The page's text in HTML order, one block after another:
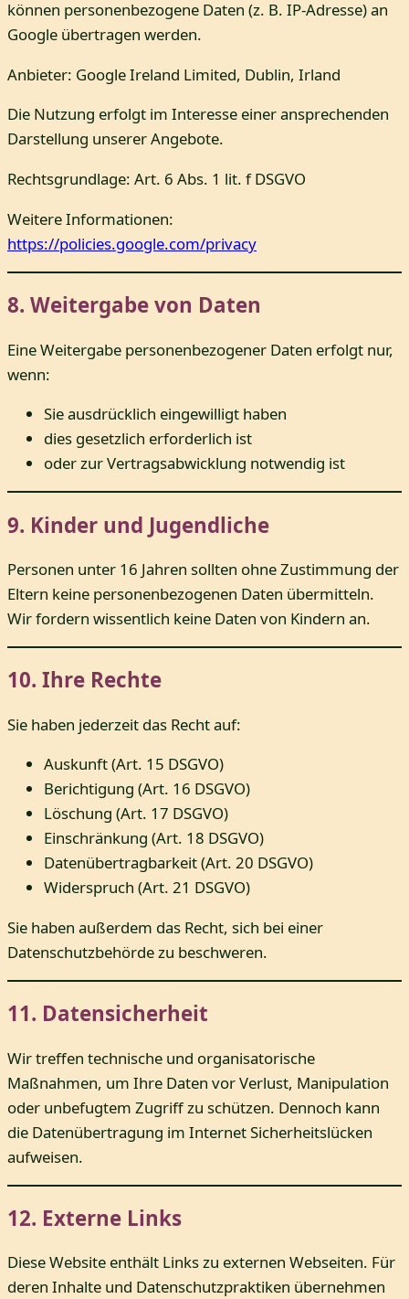
können personenbezogene Daten (z. B. IP-Adresse) an
Google übertragen werden.
Anbieter: Google Ireland Limited, Dublin, Irland
Die Nutzung erfolgt im Interesse einer ansprechenden
Darstellung unserer Angebote.
Rechtsgrundlage: Art. 6 Abs. 1 lit. f DSGVO
Weitere Informationen:
https://policies.google.com/privacy
8. Weitergabe von Daten
Eine Weitergabe personenbezogener Daten erfolgt nur,
wenn:
Sie ausdrücklich eingewilligt haben
dies gesetzlich erforderlich ist
oder zur Vertragsabwicklung notwendig ist
9. Kinder und Jugendliche
Personen unter 16 Jahren sollten ohne Zustimmung der
Eltern keine personenbezogenen Daten übermitteln.
Wir fordern wissentlich keine Daten von Kindern an.
10. Ihre Rechte
Sie haben jederzeit das Recht auf:
Auskunft (Art. 15 DSGVO)
Berichtigung (Art. 16 DSGVO)
Löschung (Art. 17 DSGVO)
Einschränkung (Art. 18 DSGVO)
Datenübertragbarkeit (Art. 20 DSGVO)
Widerspruch (Art. 21 DSGVO)
Sie haben außerdem das Recht, sich bei einer
Datenschutzbehörde zu beschweren.
11. Datensicherheit
Wir treffen technische und organisatorische
Maßnahmen, um Ihre Daten vor Verlust, Manipulation
oder unbefugtem Zugriff zu schützen. Dennoch kann
die Datenübertragung im Internet Sicherheitslücken
aufweisen.
12. Externe Links
Diese Website enthält Links zu externen Webseiten. Für
deren Inhalte und Datenschutzpraktiken übernehmen